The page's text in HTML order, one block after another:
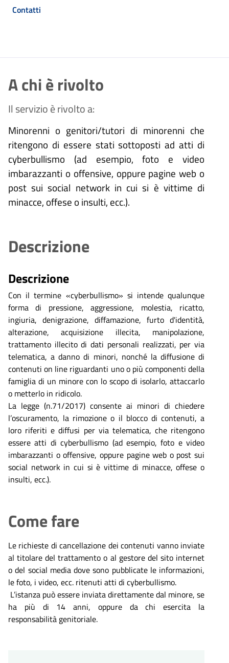
Contatti
A chi è rivolto
Il servizio è rivolto a:
Minorenni o genitori/tutori di minorenni che
ritengono di essere stati sottoposti ad atti di
cyberbullismo (ad esempio, foto e video
imbarazzanti o offensive, oppure pagine web o
post sui social network in cui si è vittime di
minacce, offese o insulti, ecc.).
Descrizione
Descrizione
Con il termine «cyberbullismo» si intende qualunque
forma di pressione, aggressione, molestia, ricatto,
ingiuria, denigrazione, diffamazione, furto d'identità,
alterazione, acquisizione illecita, manipolazione,
trattamento illecito di dati personali realizzati, per via
telematica, a danno di minori, nonché la diffusione di
contenuti on line riguardanti uno o più componenti della
famiglia di un minore con lo scopo di isolarlo, attaccarlo
o metterlo in ridicolo.
La legge (n.71/2017) consente ai minori di chiedere
l’oscuramento, la rimozione o il blocco di contenuti, a
loro riferiti e diffusi per via telematica, che ritengono
essere atti di cyberbullismo (ad esempio, foto e video
imbarazzanti o offensive, oppure pagine web o post sui
social network in cui si è vittime di minacce, offese o
insulti, ecc.).
Come fare
Le richieste di cancellazione dei contenuti vanno inviate
al titolare del trattamento o al gestore del sito internet
o del social media dove sono pubblicate le informazioni,
le foto, i video, ecc. ritenuti atti di cyberbullismo.
L’istanza può essere inviata direttamente dal minore, se
ha più di 14 anni, oppure da chi esercita la
responsabilità genitoriale.